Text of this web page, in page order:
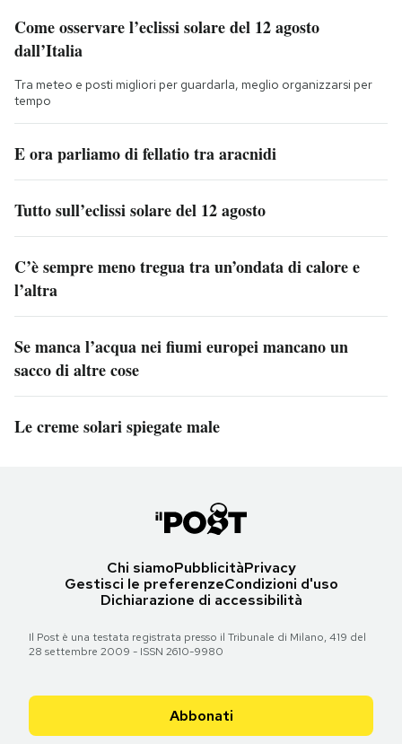
Come osservare l’eclissi solare del 12 agosto
dall’Italia
Tra meteo e posti migliori per guardarla, meglio organizzarsi per
tempo
E ora parliamo di fellatio tra aracnidi
Tutto sull’eclissi solare del 12 agosto
C’è sempre meno tregua tra un’ondata di calore e
l’altra
Se manca l’acqua nei fiumi europei mancano un
sacco di altre cose
Le creme solari spiegate male
Chi siamoPubblicitàPrivacy
Gestisci le preferenzeCondizioni d'uso
Dichiarazione di accessibilità
Il Post è una testata registrata presso il Tribunale di Milano, 419 del
28 settembre 2009 - ISSN 2610-9980
Abbonati